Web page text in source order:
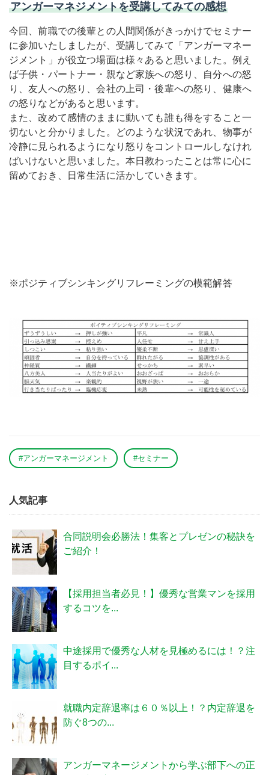
アンガーマネジメントを受講してみての感想
今回、前職での後輩との人間関係がきっかけでセミナー
に参加いたしましたが、受講してみて「アンガーマネー
ジメント」が役立つ場面は様々あると思いました。例え
ば子供・パートナー・親など家族への怒り、自分への怒
り、友人への怒り、会社の上司・後輩への怒り、健康へ
の怒りなどがあると思います。
また、改めて感情のままに動いても誰も得をすること一
切ないと分かりました。どのような状況であれ、物事が
冷静に見られるようになり怒りをコントロールしなけれ
ばいけないと思いました。本日教わったことは常に心に
留めておき、日常生活に活かしていきます。
※ポジティブシンキングリフレーミングの模範解答
#アンガーマネージメント #セミナー
人気記事
合同説明会必勝法！集客とプレゼンの秘訣を
ご紹介！
【採用担当者必見！】優秀な営業マンを採用
するコツを...
中途採用で優秀な人材を見極めるには！？注
目するポイ...
就職内定辞退率は６０％以上！？内定辞退を
防ぐ8つの...
アンガーマネージメントから学ぶ部下への正